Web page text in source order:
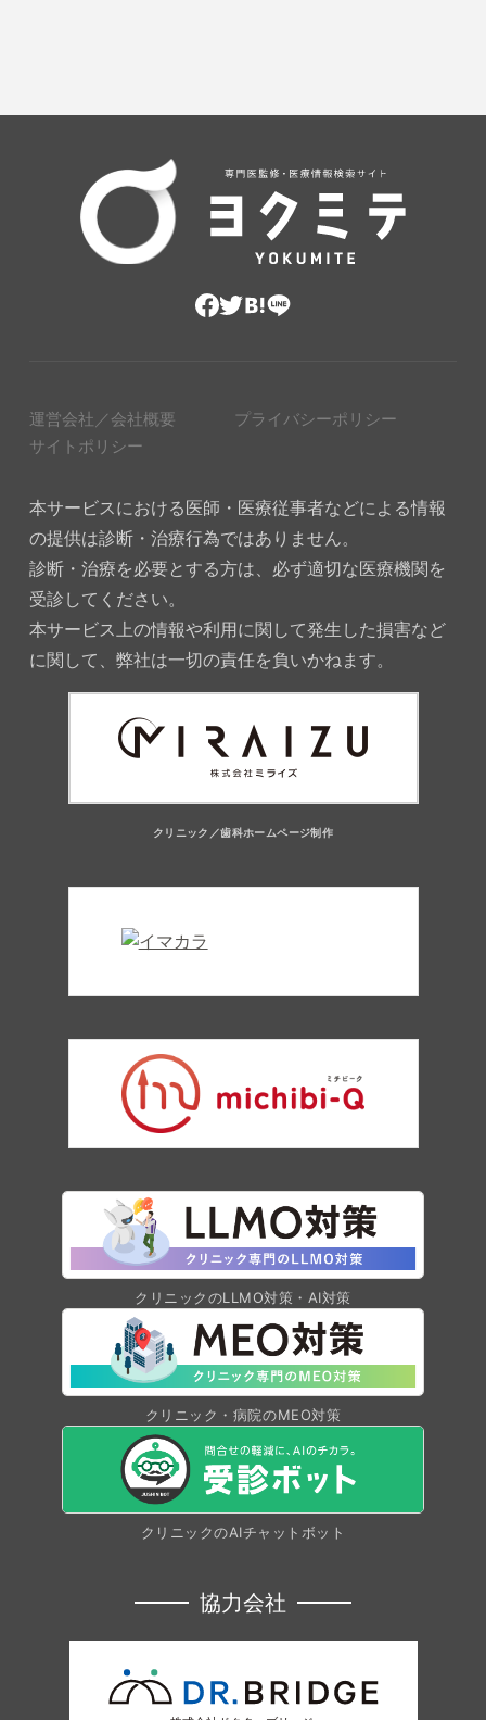
運営会社／会社概要
プライバシーポリシー
サイトポリシー
本サービスにおける医師・医療従事者などによる情報
の提供は診断・治療行為ではありません。
診断・治療を必要とする方は、必ず適切な医療機関を
受診してください。
本サービス上の情報や利用に関して発生した損害など
に関して、弊社は一切の責任を負いかねます。
クリニック／歯科ホームページ制作
クリニックのLLMO対策・AI対策
クリニック・病院のMEO対策
クリニックのAIチャットボット
協力会社